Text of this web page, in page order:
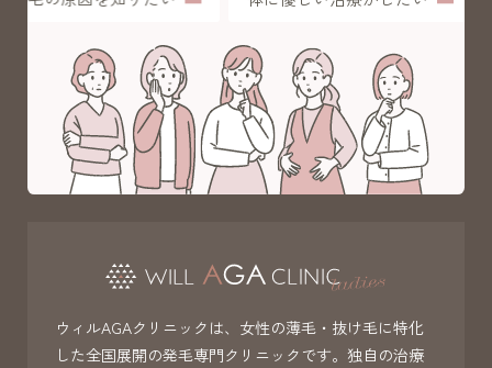
ウィルAGAクリニックは、女性の薄毛・抜け毛に特化
した全国展開の発毛専門クリニックです。独自の治療